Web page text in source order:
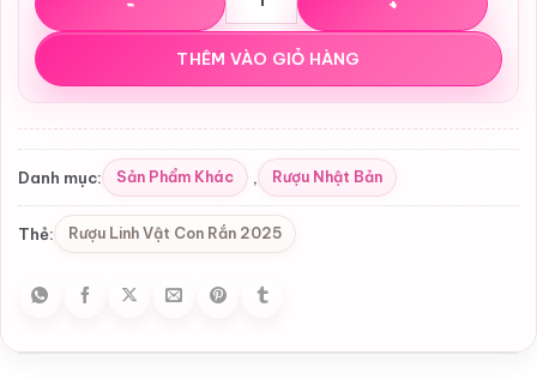
THÊM VÀO GIỎ HÀNG
Danh mục: Sản Phẩm Khác , Rượu Nhật Bản
Thẻ: Rượu Linh Vật Con Rắn 2025